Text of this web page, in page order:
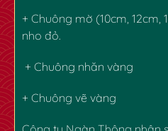
+ Chuông mờ (10cm, 12cm,
nho đỏ.
+ Chuông nhăn vàng
+ Chuông vẽ vàng
✿